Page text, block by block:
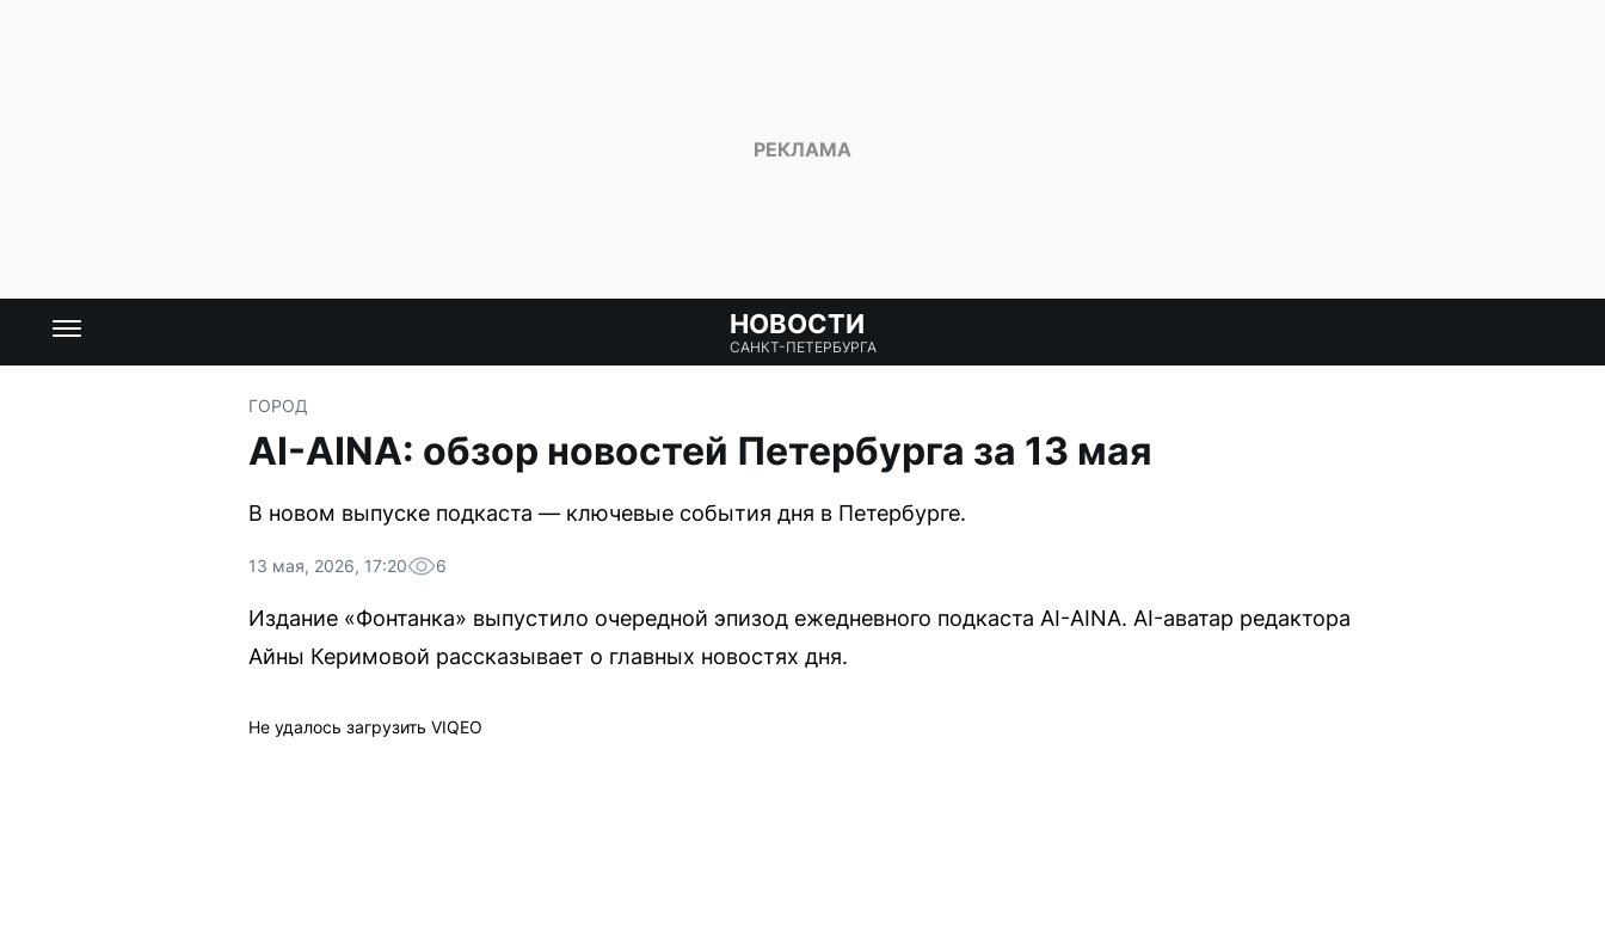
НОВОСТИ
САНКТ-ПЕТЕРБУРГА
ГОРОД
AI-AINA: обзор новостей Петербурга за 13 мая
В новом выпуске подкаста — ключевые события дня в Петербурге.
13 мая, 2026, 17:20 6
Издание «Фонтанка» выпустило очередной эпизод ежедневного подкаста AI-AINA. AI-аватар редактора
Айны Керимовой рассказывает о главных новостях дня.
Не удалось загрузить VIQEO